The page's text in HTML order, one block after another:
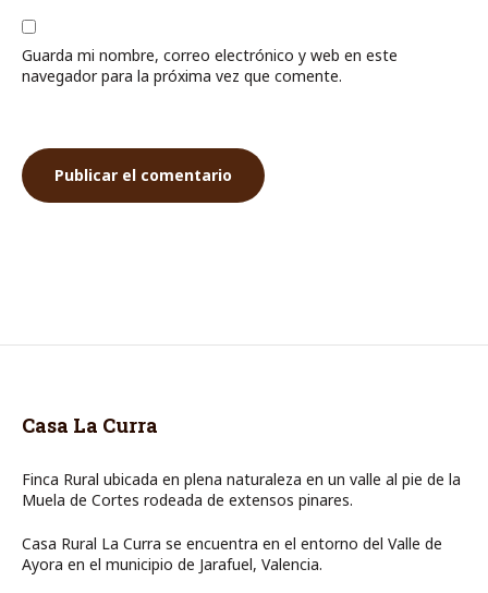
Guarda mi nombre, correo electrónico y web en este
navegador para la próxima vez que comente.
Casa La Curra
Finca Rural ubicada en plena naturaleza en un valle al pie de la
Muela de Cortes rodeada de extensos pinares.
Casa Rural La Curra se encuentra en el entorno del Valle de
Ayora en el municipio de Jarafuel, Valencia.